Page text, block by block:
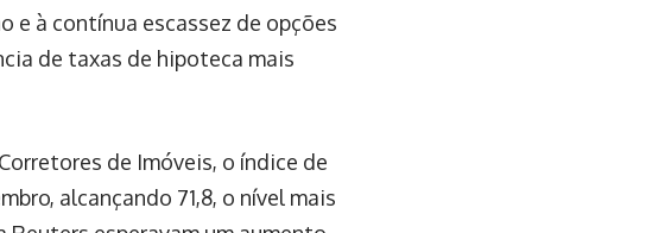
e à contínua escassez de opções
de taxas de hipoteca mais
de Imóveis, o índice de
alcançando 71,8, o nível mais